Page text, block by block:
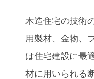
木造住宅の技術
用製材、金物、
は住宅建設に最
材に用いられる